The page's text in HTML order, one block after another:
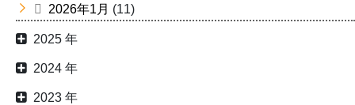
2026年1月 (11)
2025 年
2024 年
2023 年